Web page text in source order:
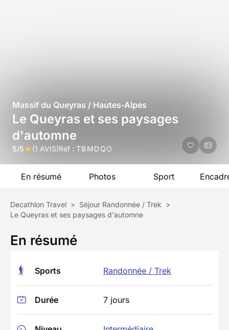
Massif du Queyras / Hautes-Alpes
Le Queyras et ses paysages
d'automne
5/5 (1 AVIS)Réf : TBMDQO
En résumé Photos Sport
Decathlon Travel > Séjour Randonnée / Trek >
Le Queyras et ses paysages d'automne
En résumé
Sports Randonnée / Trek
Durée 7 jours